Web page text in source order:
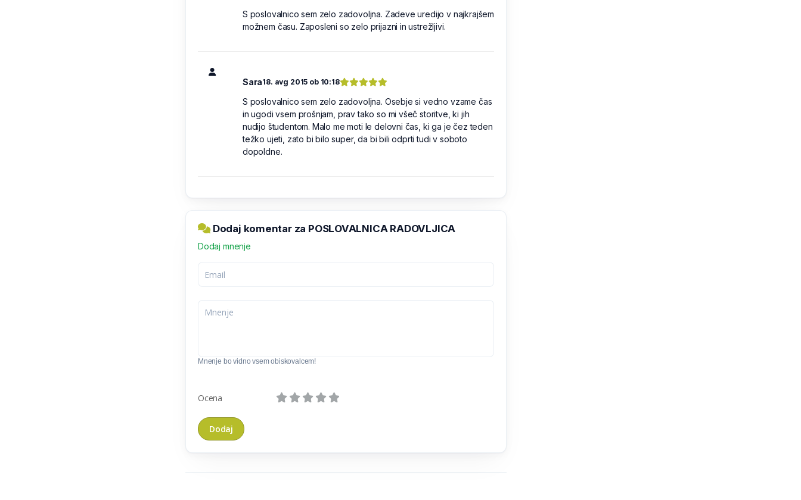
S poslovalnico sem zelo zadovoljna. Zadeve uredijo v najkrajšem
možnem času. Zaposleni so zelo prijazni in ustrežljivi.
Sara18. avg 2015 ob 10:18
S poslovalnico sem zelo zadovoljna. Osebje si vedno vzame čas
in ugodi vsem prošnjam, prav tako so mi všeč storitve, ki jih
nudijo študentom. Malo me moti le delovni čas, ki ga je čez teden
težko ujeti, zato bi bilo super, da bi bili odprti tudi v soboto
dopoldne.
Dodaj komentar za POSLOVALNICA RADOVLJICA
Dodaj mnenje
Mnenje bo vidno vsem obiskovalcem!
Ocena